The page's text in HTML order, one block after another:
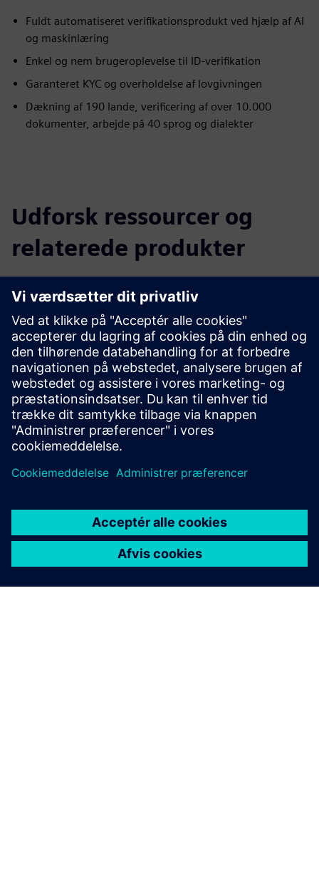
Fuldt automatiseret verifikationsprodukt ved hjælp af AI
og maskinlæring
Enkel og nem brugeroplevelse til ID-verifikation
Garanteret KYC og overholdelse af lovgivningen
Dækning af 190 lande, verificering af over 10.000
dokumenter, arbejde på 40 sprog og dialekter
Udforsk ressourcer og
relaterede produkter
Yderligere oplysninger og
ressourcer
Se mere
Forudsætninger
Softwarepakke X